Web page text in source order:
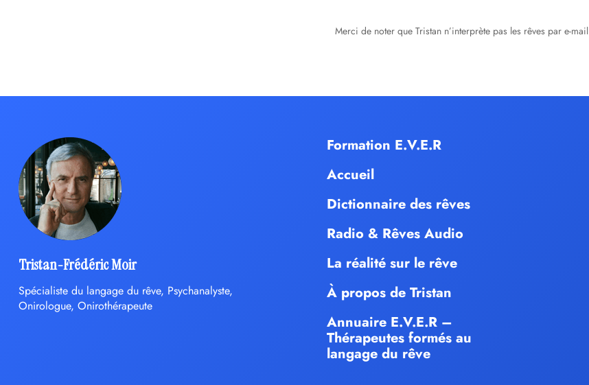
Merci de noter que Tristan n’interprète pas les rêves par e-mail
Tristan-Frédéric Moir
Spécialiste du langage du rêve, Psychanalyste,
Onirologue, Onirothérapeute
Formation E.V.E.R
Accueil
Dictionnaire des rêves
Radio & Rêves Audio
La réalité sur le rêve
À propos de Tristan
Annuaire E.V.E.R –
Thérapeutes formés au
langage du rêve